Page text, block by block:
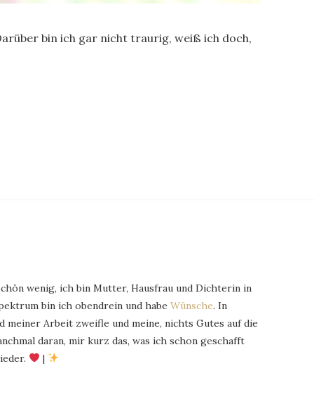
bin ich gar nicht traurig, weiß ich doch,
wenig, ich bin Mutter, Hausfrau und Dichterin in
bin ich obendrein und habeWünsche. In
meiner Arbeit zweifle und meine, nichts Gutes auf die
daran, mir kurz das, was ich schon geschafft
|